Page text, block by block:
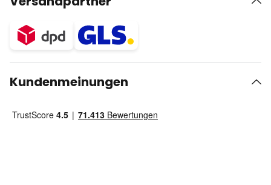
Kundenmeinungen